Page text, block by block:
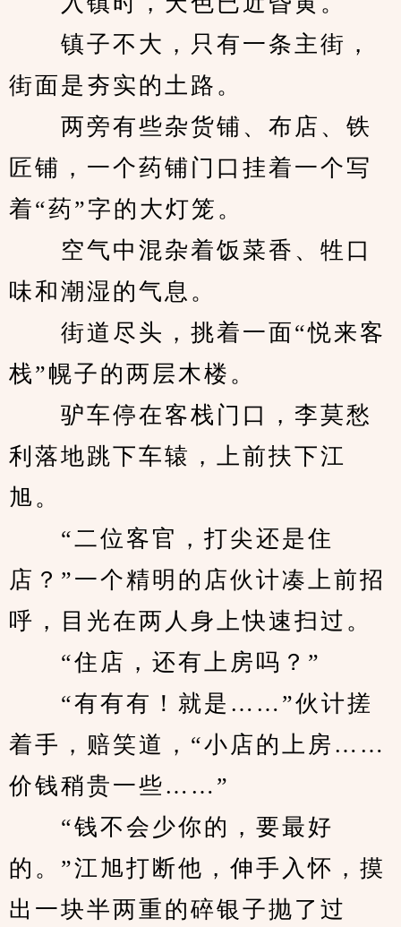
镇子不大，只有一条主街，
街面是夯实的土路。
两旁有些杂货铺、布店、铁
匠铺，一个药铺门口挂着一个写
着“药”字的大灯笼。
空气中混杂着饭菜香、牲口
味和潮湿的气息。
街道尽头，挑着一面“悦来客
栈”幌子的两层木楼。
驴车停在客栈门口，李莫愁
利落地跳下车辕，上前扶下江
旭。
“二位客官，打尖还是住
店？”一个精明的店伙计凑上前招
呼，目光在两人身上快速扫过。
“住店，还有上房吗？”
“有有有！就是……”伙计搓
着手，赔笑道，“小店的上房……
价钱稍贵一些……”
“钱不会少你的，要最好
的。”江旭打断他，伸手入怀，摸
出一块半两重的碎银子抛了过